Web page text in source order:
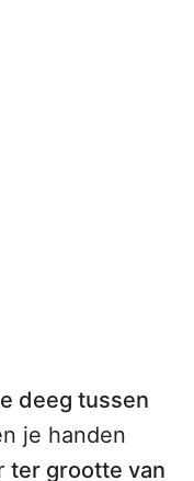
deeg tussen
je handen
ter grootte van